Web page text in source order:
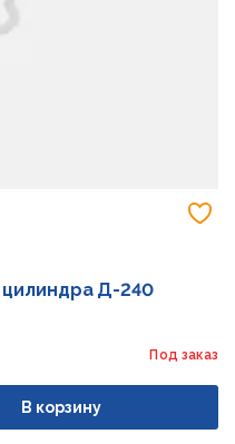
Д-240
Под заказ
В корзину